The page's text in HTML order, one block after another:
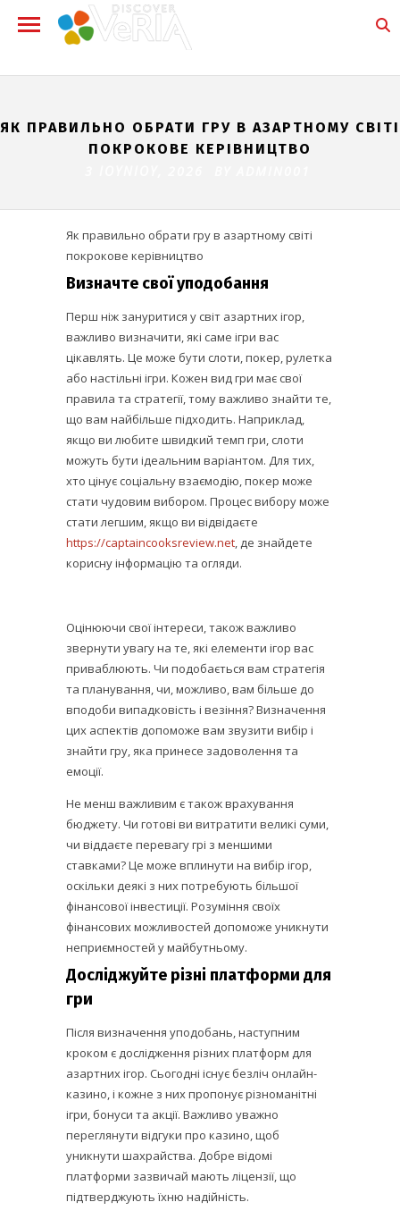
ЯК ПРАВИЛЬНО ОБРАТИ ГРУ В АЗАРТНОМУ СВІТІ
ПОКРОКОВЕ КЕРІВНИЦТВО
Як правильно обрати гру в азартному світі
покрокове керівництво
Визначте свої уподобання
Перш ніж зануритися у світ азартних ігор,
важливо визначити, які саме ігри вас
цікавлять. Це може бути слоти, покер, рулетка
або настільні ігри. Кожен вид гри має свої
правила та стратегії, тому важливо знайти те,
що вам найбільше підходить. Наприклад,
якщо ви любите швидкий темп гри, слоти
можуть бути ідеальним варіантом. Для тих,
хто цінує соціальну взаємодію, покер може
стати чудовим вибором. Процес вибору може
стати легшим, якщо ви відвідаєте
https://captaincooksreview.net, де знайдете
корисну інформацію та огляди.
Оцінюючи свої інтереси, також важливо
звернути увагу на те, які елементи ігор вас
приваблюють. Чи подобається вам стратегія
та планування, чи, можливо, вам більше до
вподоби випадковість і везіння? Визначення
цих аспектів допоможе вам звузити вибір і
знайти гру, яка принесе задоволення та
емоції.
Не менш важливим є також врахування
бюджету. Чи готові ви витратити великі суми,
чи віддаєте перевагу грі з меншими
ставками? Це може вплинути на вибір ігор,
оскільки деякі з них потребують більшої
фінансової інвестиції. Розуміння своїх
фінансових можливостей допоможе уникнути
неприємностей у майбутньому.
Досліджуйте різні платформи для
гри
Після визначення уподобань, наступним
кроком є дослідження різних платформ для
азартних ігор. Сьогодні існує безліч онлайн-
казино, і кожне з них пропонує різноманітні
ігри, бонуси та акції. Важливо уважно
переглянути відгуки про казино, щоб
уникнути шахрайства. Добре відомі
платформи зазвичай мають ліцензії, що
підтверджують їхню надійність.